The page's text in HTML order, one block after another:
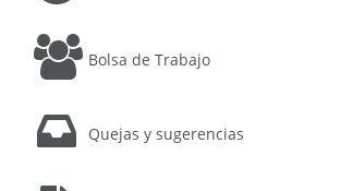
Bolsa de Trabajo
Quejas y sugerencias